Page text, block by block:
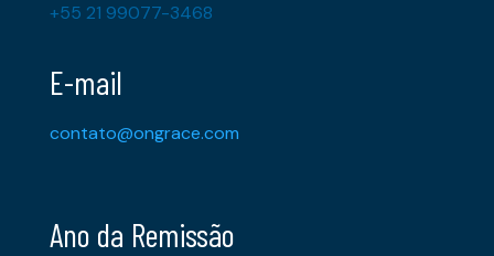
+55 21 99077-3468
E-mail
contato@ongrace.com
Ano da Remissão